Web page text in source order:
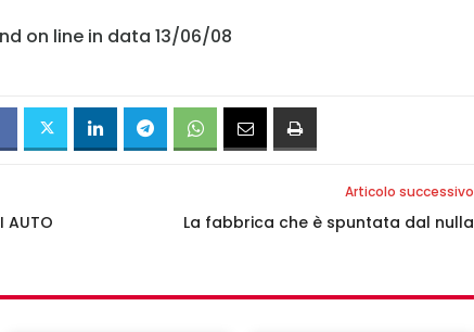
on line in data 13/06/08
AUTO
Articolo successivo
La fabbrica che è spuntata dal nulla